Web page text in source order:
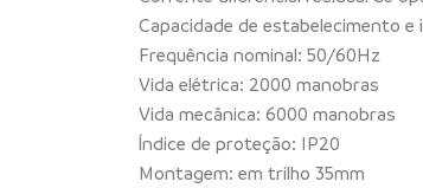
Capacidade de estabelecimento
Frequência nominal: 50/60Hz
Vida elétrica: 2000 manobras
Vida mecânica: 6000 manobras
Índice de proteção: IP20
Montagem: em trilho 35mm